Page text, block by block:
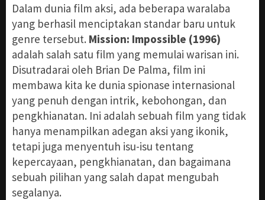
Dalam dunia film aksi, ada beberapa waralaba
yang berhasil menciptakan standar baru untuk
genre tersebut. Mission: Impossible (1996)
adalah salah satu film yang memulai warisan ini.
Disutradarai oleh Brian De Palma, film ini
membawa kita ke dunia spionase internasional
yang penuh dengan intrik, kebohongan, dan
pengkhianatan. Ini adalah sebuah film yang tidak
hanya menampilkan adegan aksi yang ikonik,
tetapi juga menyentuh isu-isu tentang
kepercayaan, pengkhianatan, dan bagaimana
sebuah pilihan yang salah dapat mengubah
segalanya.